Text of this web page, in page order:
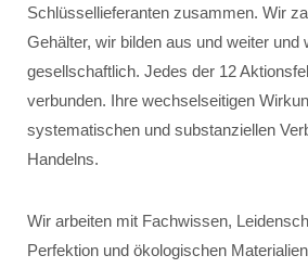
Schlüssellieferanten zusammen. Wir
Gehälter, wir bilden aus und weiter und
gesellschaftlich. Jedes der 12
verbunden. Ihre wechselseitigen
systematischen und substanziellen
Handelns.
Wir arbeiten mit Fachwissen,
Perfektion und ökologischen